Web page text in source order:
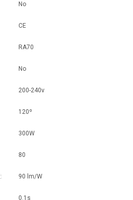
No
CE
RA70
No
200-240v
120º
300W
80
90 lm/W
0.1s